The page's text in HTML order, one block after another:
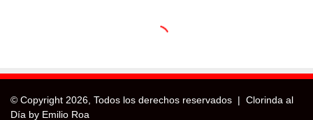
© Copyright 2026, Todos los derechos reservados | Clorinda al
Día by Emilio Roa